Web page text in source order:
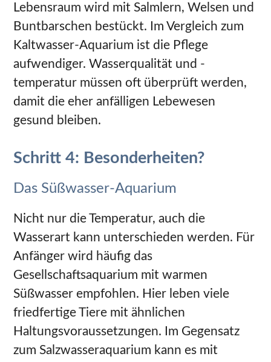
Lebensraum wird mit Salmlern, Welsen und
Buntbarschen bestückt. Im Vergleich zum
Kaltwasser-Aquarium ist die Pflege
aufwendiger. Wasserqualität und -
temperatur müssen oft überprüft werden,
damit die eher anfälligen Lebewesen
gesund bleiben.
Schritt 4: Besonderheiten?
Das Süßwasser-Aquarium
Nicht nur die Temperatur, auch die
Wasserart kann unterschieden werden. Für
Anfänger wird häufig das
Gesellschaftsaquarium mit warmen
Süßwasser empfohlen. Hier leben viele
friedfertige Tiere mit ähnlichen
Haltungsvoraussetzungen. Im Gegensatz
zum Salzwasseraquarium kann es mit